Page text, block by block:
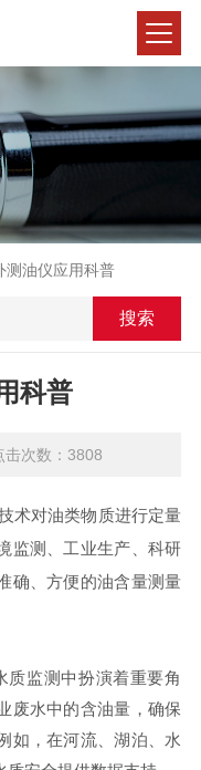
测油仪应用科普
科普
次数：3808
对油类物质进行定量
监测、工业生产、科研
确、方便的油含量测量
监测中扮演着重要角
废水中的含油量，确保
如，在河流、湖泊、水